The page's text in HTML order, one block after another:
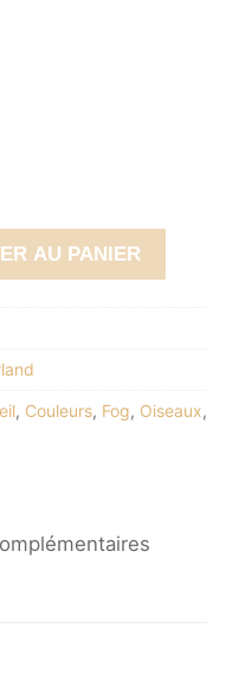
AU PANIER
, Couleurs, Fog, Oiseaux,